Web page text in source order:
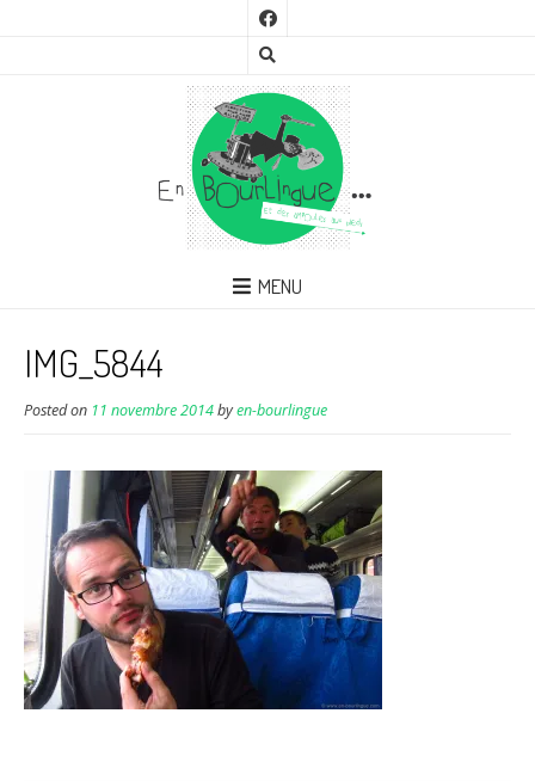
MENU
IMG_5844
Posted on 11 novembre 2014byen-bourlingue